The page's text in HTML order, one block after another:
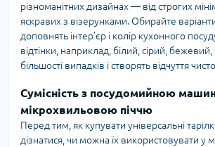
різноманітних дизайнах — від строгих
яскравих з візерунками. Обирайте
доповнять інтер’єр і колір кухонного
відтінки, наприклад, білий, сірий,
більшості випадків і створять відчуття
Сумісність з посудомийною
мікрохвильовою піччю
Перед тим, як купувати універсальні
дізнатися, чи можна їх використовувати у